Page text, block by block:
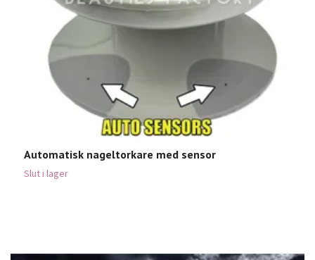
Automatisk nageltorkare med sensor
Slut i lager